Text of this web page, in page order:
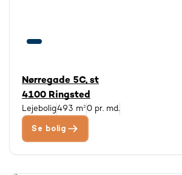
Nørregade 5C, st
4100 Ringsted
Lejebolig493 m²0 pr. md.
Se bolig